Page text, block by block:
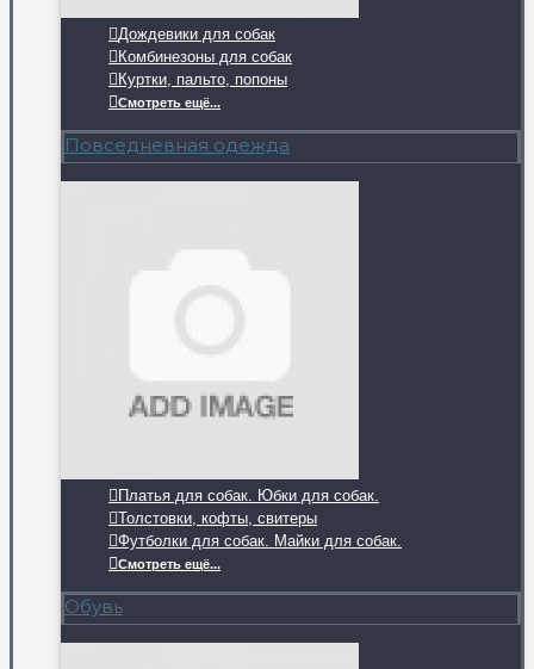
Дождевики для собак
Комбинезоны для собак
Куртки, пальто, попоны
Смотреть ещё...
Повседневная одежда
Платья для собак. Юбки для собак.
Толстовки, кофты, свитеры
Футболки для собак. Майки для собак.
Смотреть ещё...
Обувь